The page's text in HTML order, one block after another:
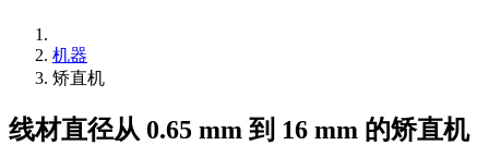
机器
矫直机
线材直径从 0.65 mm 到 16 mm 的矫直机